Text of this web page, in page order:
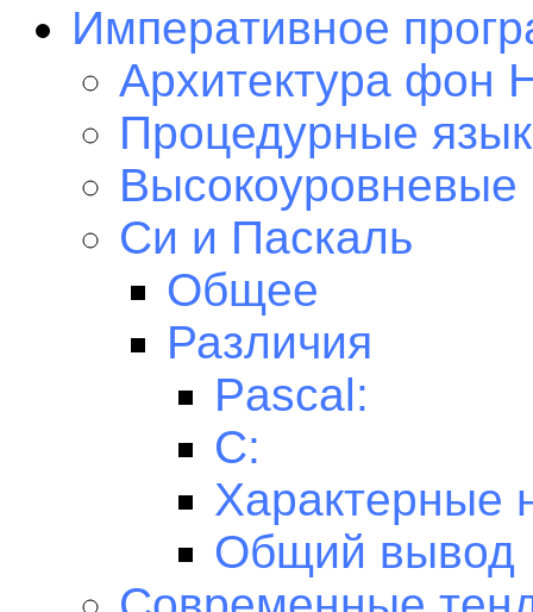
Императивное
Архитектура фон
Процедурные
Си и Паскаль
Общее
Различия
Pascal:
C:
Характерные
Общий вывод